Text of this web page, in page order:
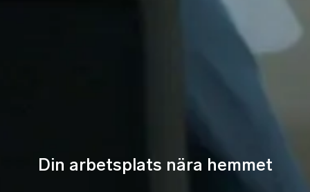
Din arbetsplats nära hemmet